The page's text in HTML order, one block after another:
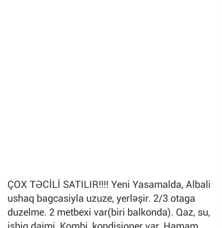
ÇOX TƏCİLİ SATILIR!!!! Yeni Yasamalda, Albali
ushaq bagcasiyla uzuze, yerləşir. 2/3 otaga
duzelme. 2 metbexi var(biri balkonda). Qaz, su,